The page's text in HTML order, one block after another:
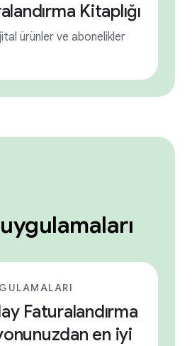
Kitaplığı
ürünler ve abonelikler
Faturalandırma
en iyi